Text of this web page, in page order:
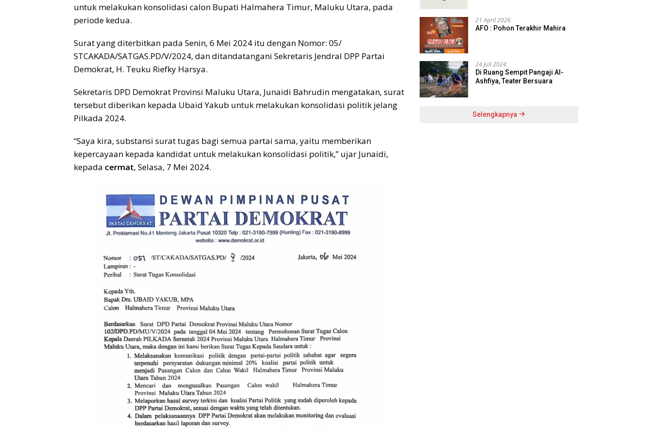
untuk melakukan konsolidasi calon Bupati Halmahera Timur, Maluku Utara, pada
periode kedua.
Surat yang diterbitkan pada Senin, 6 Mei 2024 itu dengan Nomor: 05/
STCAKADA/SATGAS.PD/V/2024, dan ditandatangani Sekretaris Jendral DPP Partai
Demokrat, H. Teuku Riefky Harsya.
Sekretaris DPD Demokrat Provinsi Maluku Utara, Junaidi Bahrudin mengatakan, surat
tersebut diberikan kepada Ubaid Yakub untuk melakukan konsolidasi politik jelang
Pilkada 2024.
“Saya kira, substansi surat tugas bagi semua partai sama, yaitu memberikan
kepercayaan kepada kandidat untuk melakukan konsolidasi politik,” ujar Junaidi,
kepada cermat, Selasa, 7 Mei 2024.
21 April 2026
AFO : Pohon Terakhir Mahira
24 Juli 2024
Di Ruang Sempit Pangaji Al-
Ashfiya, Teater Bersuara
Selengkapnya